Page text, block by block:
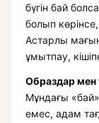
бүгін бай
болып
Астарлы
ұмытпау,
Образдар мен
Мұндағы
емес, адам